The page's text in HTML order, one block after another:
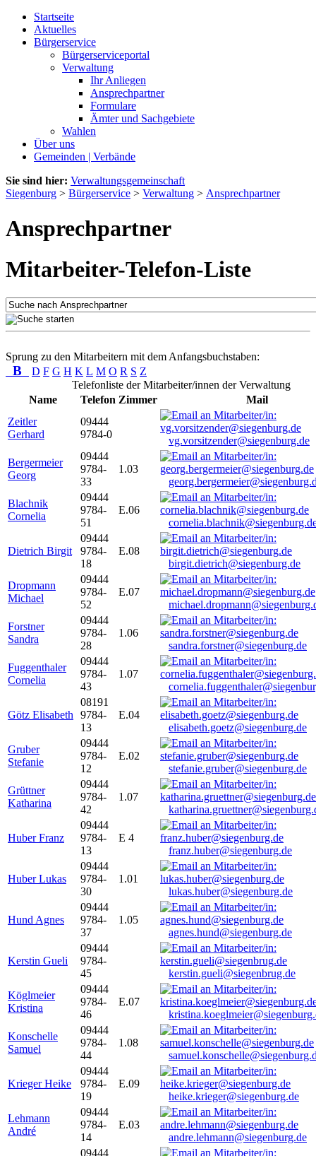
Startseite
Aktuelles
Bürgerservice
Bürgerserviceportal
Verwaltung
Ihr Anliegen
Ansprechpartner
Formulare
Ämter und Sachgebiete
Wahlen
Über uns
Gemeinden | Verbände
Sie sind hier: Verwaltungsgemeinschaft
Siegenburg > Bürgerservice > Verwaltung > Ansprechpartner
Ansprechpartner
Mitarbeiter-Telefon-Liste
Sprung zu den Mitarbeitern mit dem Anfangsbuchstaben:
B D F G H K L M O R S Z
Telefonliste der Mitarbeiter/innen der Verwaltung
Name
Telefon Zimmer
Mail
Zeitler
Gerhard
09444
9784-0
vg.vorsitzender@siegenburg.de
Bergermeier
Georg
09444
9784-
33
1.03
Blachnik
Cornelia
09444
9784-
51
E.06
Dietrich Birgit
09444
9784-
18
E.08
birgit.dietrich@siegenburg.de
Dropmann
Michael
09444
9784-
52
E.07
Forstner
Sandra
09444
9784-
28
1.06
sandra.forstner@siegenburg.de
Fuggenthaler
Cornelia
09444
9784-
43
1.07
Götz Elisabeth
08191
9784-
13
E.04
elisabeth.goetz@siegenburg.de
Gruber
Stefanie
09444
9784-
12
E.02
stefanie.gruber@siegenburg.de
Grüttner
Katharina
09444
9784-
42
1.07
Huber Franz
09444
9784-
13
E 4
franz.huber@siegenburg.de
Huber Lukas
09444
9784-
30
1.01
lukas.huber@siegenburg.de
Hund Agnes
09444
9784-
37
1.05
agnes.hund@siegenburg.de
Kerstin Gueli
09444
9784-
45
kerstin.gueli@siegenbrug.de
Köglmeier
Kristina
09444
9784-
46
E.07
Konschelle
Samuel
09444
9784-
44
1.08
Krieger Heike
09444
9784-
19
E.09
heike.krieger@siegenburg.de
Lehmann
André
09444
9784-
14
E.03
andre.lehmann@siegenburg.de
09444